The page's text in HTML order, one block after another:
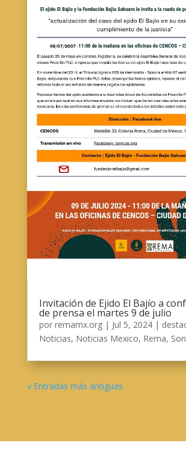
Invitación de Ejido El Bajío a
de prensa el martes 9 de julio
por remamx.org| Jul 5, 2024|
Noticias, Noticias Mexico, Rema,
« Entradas más antiguas